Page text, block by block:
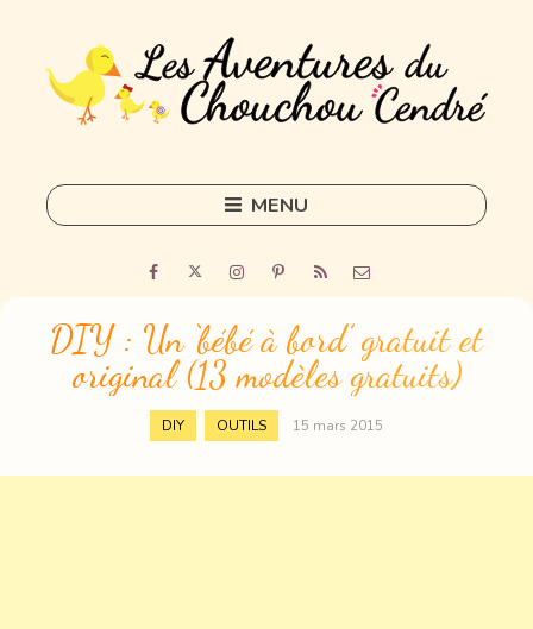
MENU
to
content
Home
Outils
Freelance
Sorties
DIY
DIY : Un ‘bébé à bord’ gratuit et
original (13 modèles gratuits)
DIY OUTILS 15 mars 2015